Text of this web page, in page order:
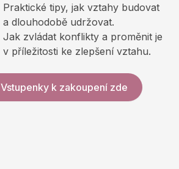
Praktické tipy, jak vztahy budovat
a dlouhodobě udržovat.
Jak zvládat konflikty a proměnit je
v příležitosti ke zlepšení vztahu.
Vstupenky k zakoupení zde